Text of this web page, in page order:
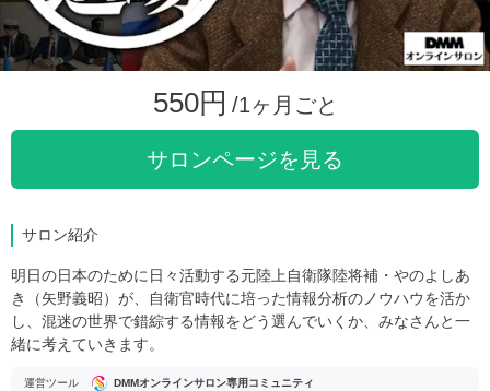
550円 /1ヶ月ごと
サロンページを見る
サロン紹介
明日の日本のために日々活動する元陸上自衛隊陸将補・やのよしあ
き（矢野義昭）が、自衛官時代に培った情報分析のノウハウを活か
し、混迷の世界で錯綜する情報をどう選んでいくか、みなさんと一
緒に考えていきます。
運営ツール DMMオンラインサロン専用コミュニティ